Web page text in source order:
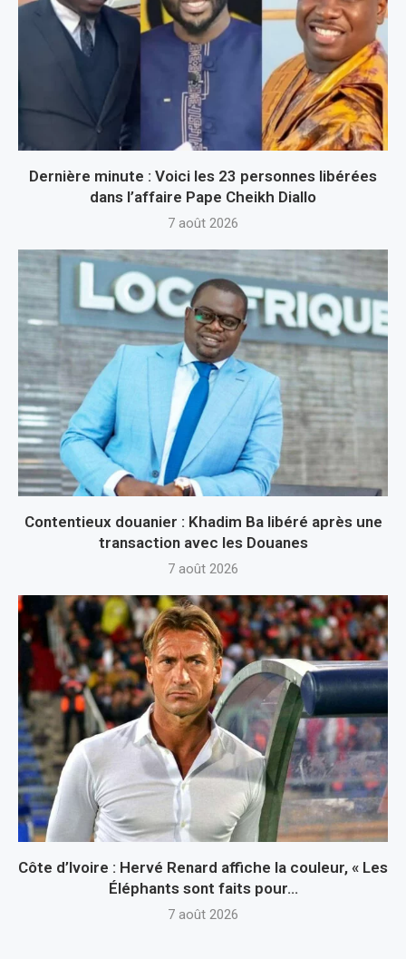
Dernière minute : Voici les 23 personnes libérées
dans l’affaire Pape Cheikh Diallo
7 août 2026
Contentieux douanier : Khadim Ba libéré après une
transaction avec les Douanes
7 août 2026
Côte d’Ivoire : Hervé Renard affiche la couleur, « Les
Éléphants sont faits pour...
7 août 2026